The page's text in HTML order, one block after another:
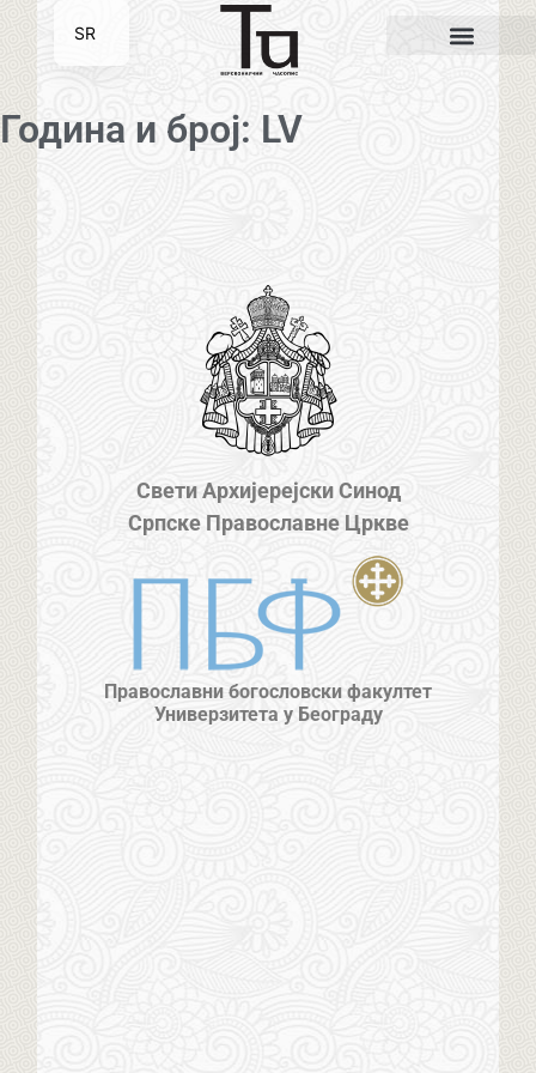
Година и број: LV
Свети Архијерејски Синод
Српске Православне Цркве
Православни богословски факултет
Универзитета у Београду
SR
EN